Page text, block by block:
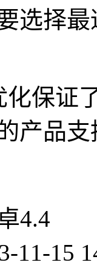
选择
保证
产品
4.4
11-15